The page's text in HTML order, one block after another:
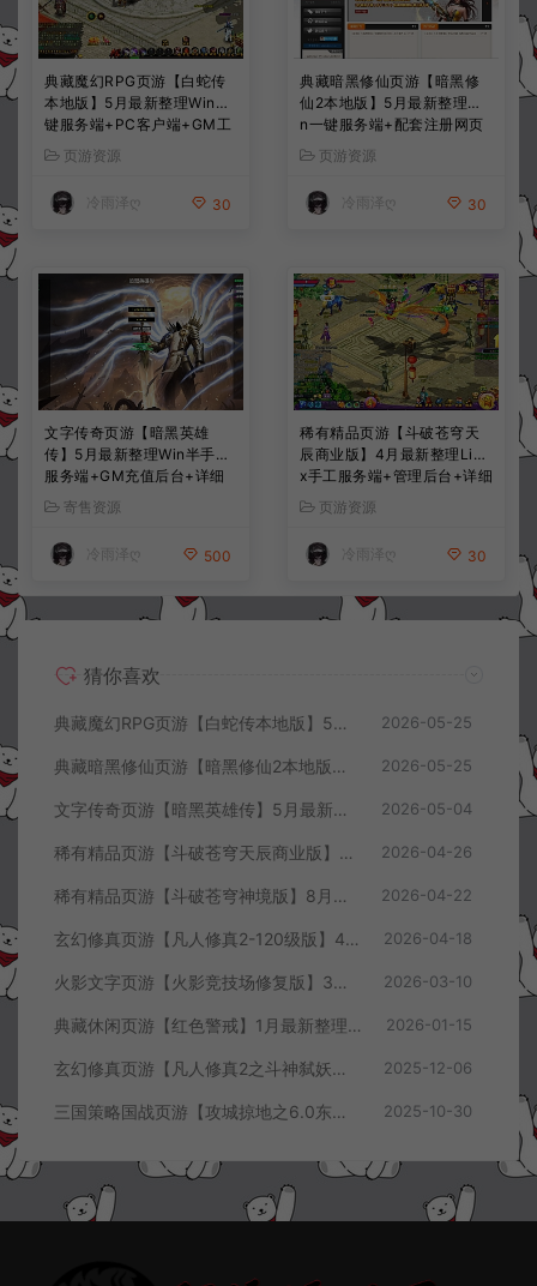
典藏魔幻RPG页游【白蛇传
本地版】5月最新整理Win一
键服务端+PC客户端+GM工
具+详细搭建教程
页游资源
冷雨泽ღ 30
典藏暗黑修仙页游【暗黑修
仙2本地版】5月最新整理Wi
n一键服务端+配套注册网页
+GM工具+PC客户端+详细
搭建教程
页游资源
冷雨泽ღ 30
文字传奇页游【暗黑英雄
传】5月最新整理Win半手工
服务端+GM充值后台+详细
搭建教程
寄售资源
冷雨泽ღ 500
稀有精品页游【斗破苍穹天
辰商业版】4月最新整理Linu
x手工服务端+管理后台+详细
外网搭建教程
页游资源
冷雨泽ღ 30
猜你喜欢
典藏魔幻RPG页游【白蛇传本地版】5月最新整理Win一键服务端+PC客户端+GM工具+详细搭建教程 2026-05-25
典藏暗黑修仙页游【暗黑修仙2本地版】5月最新整理Win一键服务端+配套注册网页+GM工具+PC客户端+详细搭建教程 2026-05-25
文字传奇页游【暗黑英雄传】5月最新整理Win半手工服务端+GM充值后台+详细搭建教程 2026-05-04
稀有精品页游【斗破苍穹天辰商业版】4月最新整理Linux手工服务端+管理后台+详细外网搭建教程 2026-04-26
稀有精品页游【斗破苍穹神境版】8月最新整理Linux手工服务端+管理后台+详细外网搭建教程 2026-04-22
玄幻修真页游【凡人修真2-120级版】4月最新整理Win一键服务端+GM工具+详细搭建教程 2026-04-18
火影文字页游【火影竞技场修复版】3月最新整理Linux手工服务端+Win一键服务端+管理后台+详细搭建教程 2026-03-10
典藏休闲页游【红色警戒】1月最新整理Linux手工服务端+Win一键服务端+解压即玩+简易安卓客户端+详细搭建教程 2026-01-15
玄幻修真页游【凡人修真2之斗神弑妖】12月最新整理Win一键服务端+GM工具+详细搭建教程 2025-12-06
三国策略国战页游【攻城掠地之6.0东吴大帝版】10月最新整理Win一键服务端+管理后台+详细外网搭建教程 2025-10-30